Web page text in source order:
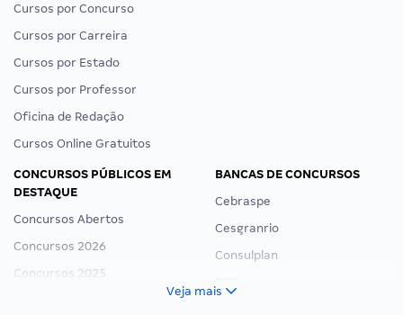
Cursos por Concurso
Cursos por Carreira
Cursos por Estado
Cursos por Professor
Oficina de Redação
Cursos Online Gratuitos
CONCURSOS PÚBLICOS EM
DESTAQUE
Concursos Abertos
Concursos 2026
Concursos 2025
BANCAS DE CONCURSOS
Cebraspe
Cesgranrio
Consulplan
Veja mais